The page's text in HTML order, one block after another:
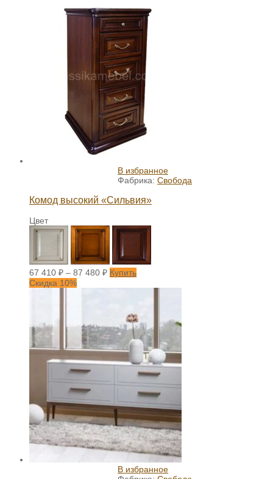
В избранное
Фабрика: Свобода
Комод высокий «Сильвия»
Цвет
67 410 ₽ – 87 480 ₽ Купить
Скидка 10%
В избранное